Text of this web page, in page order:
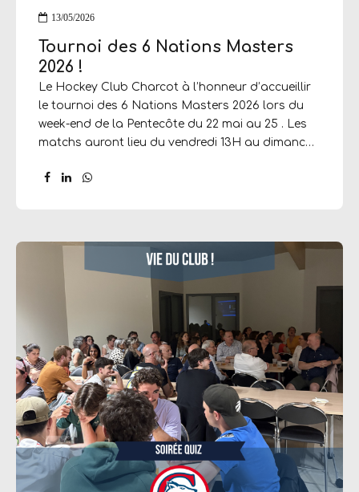
13/05/2026
Tournoi des 6 Nations Masters
2026 !
Le Hockey Club Charcot à l’honneur d’accueillir
le tournoi des 6 Nations Masters 2026 lors du
week-end de la Pentecôte du 22 mai au 25 . Les
matchs auront lieu du vendredi 13H au dimanche
d’Angleterre, de Belgique, d’Alllemagne et d’Italie.
https://tournifyapp.com/live/6nations2026/schedule
Venez encourager les équipes et profiter de la
belle ambiance qui accompagne toujours ce
tournoi, où qu’il se déroule en Europe.